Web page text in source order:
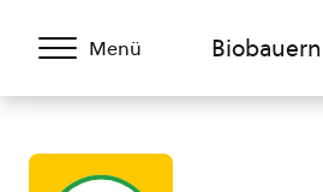
Menü Biobauern